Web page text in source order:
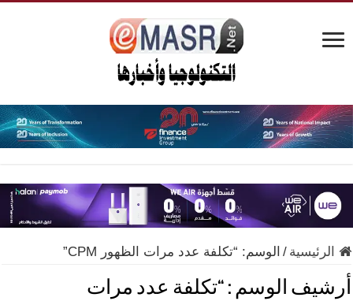
الرئيسية / الوسم: “تكلفة عدد مرات الظهور CPM”
أرشيف الوسم : “تكلفة عدد مرات